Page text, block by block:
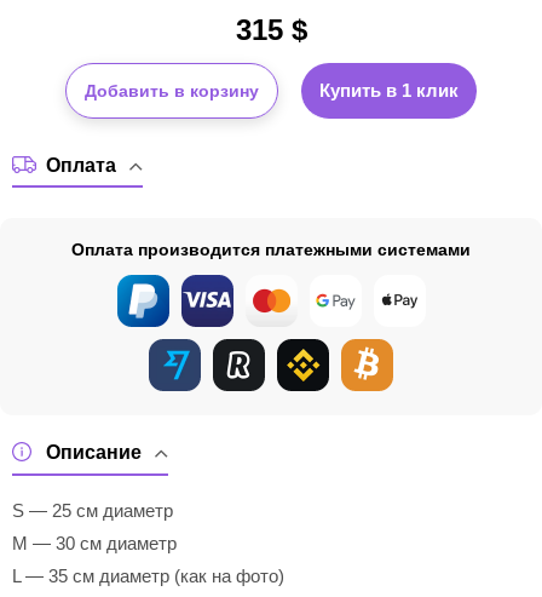
315$
Добавить в корзину Купить в 1 клик
Описание
S — 25 см диаметр
M — 30 см диаметр
L — 35 см диаметр (как на фото)
Оплата
Оплата производится платежными системами